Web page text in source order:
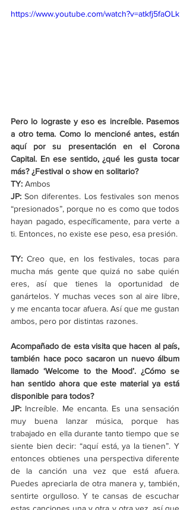
https://www.youtube.com/watch?v=atkfj5faOLk
Pero lo lograste y eso es increíble. Pasemos
a otro tema. Como lo mencioné antes, están
aquí por su presentación en el Corona
Capital. En ese sentido, ¿qué les gusta tocar
más? ¿Festival o show en solitario?
TY: Ambos
JP: Son diferentes. Los festivales son menos
“presionados”, porque no es como que todos
hayan pagado, específicamente, para verte a
ti. Entonces, no existe ese peso, esa presión.
TY: Creo que, en los festivales, tocas para
mucha más gente que quizá no sabe quién
eres, así que tienes la oportunidad de
ganártelos. Y muchas veces son al aire libre,
y me encanta tocar afuera. Así que me gustan
ambos, pero por distintas razones.
Acompañado de esta visita que hacen al país,
también hace poco sacaron un nuevo álbum
llamado ‘Welcome to the Mood’. ¿Cómo se
han sentido ahora que este material ya está
disponible para todos?
JP: Increíble. Me encanta. Es una sensación
muy buena lanzar música, porque has
trabajado en ella durante tanto tiempo que se
siente bien decir: “aquí está, ya la tienen”. Y
entonces obtienes una perspectiva diferente
de la canción una vez que está afuera.
Puedes apreciarla de otra manera y, también,
sentirte orgulloso. Y te cansas de escuchar